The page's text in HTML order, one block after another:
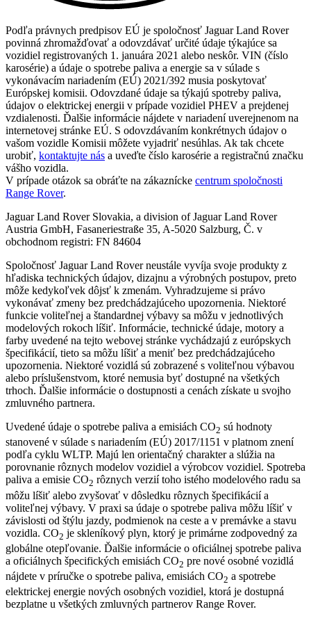
Podľa právnych predpisov EÚ je spoločnosť Jaguar Land Rover
povinná zhromažďovať a odovzdávať určité údaje týkajúce sa
vozidiel registrovaných 1. januára 2021 alebo neskôr. VIN (číslo
karosérie) a údaje o spotrebe paliva a energie sa v súlade s
vykonávacím nariadením (EÚ) 2021/392 musia poskytovať
Európskej komisii. Odovzdané údaje sa týkajú spotreby paliva,
údajov o elektrickej energii v prípade vozidiel PHEV a prejdenej
vzdialenosti. Ďalšie informácie nájdete v nariadení uverejnenom na
internetovej stránke EÚ. S odovzdávaním konkrétnych údajov o
vašom vozidle Komisii môžete vyjadriť nesúhlas. Ak tak chcete
urobiť, kontaktujte nás a uveďte číslo karosérie a registračnú značku
vášho vozidla.
V prípade otázok sa obráťte na zákaznícke centrum spoločnosti
Range Rover.
Jaguar Land Rover Slovakia, a division of Jaguar Land Rover
Austria GmbH, Fasaneriestraße 35, A-5020 Salzburg, Č. v
obchodnom registri: FN 84604
Spoločnosť Jaguar Land Rover neustále vyvíja svoje produkty z
hľadiska technických údajov, dizajnu a výrobných postupov, preto
môže kedykoľvek dôjsť k zmenám. Vyhradzujeme si právo
vykonávať zmeny bez predchádzajúceho upozornenia. Niektoré
funkcie voliteľnej a štandardnej výbavy sa môžu v jednotlivých
modelových rokoch líšiť. Informácie, technické údaje, motory a
farby uvedené na tejto webovej stránke vychádzajú z európskych
špecifikácií, tieto sa môžu líšiť a meniť bez predchádzajúceho
upozornenia. Niektoré vozidlá sú zobrazené s voliteľnou výbavou
alebo príslušenstvom, ktoré nemusia byť dostupné na všetkých
trhoch. Ďalšie informácie o dostupnosti a cenách získate u svojho
zmluvného partnera.
Uvedené údaje o spotrebe paliva a emisiách CO2 sú hodnoty
stanovené v súlade s nariadením (EÚ) 2017/1151 v platnom znení
podľa cyklu WLTP. Majú len orientačný charakter a slúžia na
porovnanie rôznych modelov vozidiel a výrobcov vozidiel. Spotreba
paliva a emisie CO2 rôznych verzií toho istého modelového radu sa
môžu líšiť alebo zvyšovať v dôsledku rôznych špecifikácií a
voliteľnej výbavy. V praxi sa údaje o spotrebe paliva môžu líšiť v
závislosti od štýlu jazdy, podmienok na ceste a v premávke a stavu
vozidla. CO2 je skleníkový plyn, ktorý je primárne zodpovedný za
globálne otepľovanie. Ďalšie informácie o oficiálnej spotrebe paliva
a oficiálnych špecifických emisiách CO2 pre nové osobné vozidlá
nájdete v príručke o spotrebe paliva, emisiách CO2 a spotrebe
elektrickej energie nových osobných vozidiel, ktorá je dostupná
bezplatne u všetkých zmluvných partnerov Range Rover.